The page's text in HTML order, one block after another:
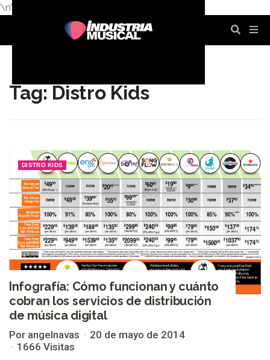
\n\n
Tag: Distro Kids
DISTRO KIDS
Infografía: Cómo funcionan y cuánto
cobran los servicios de distribución
de música digital
Por angelnavas
20 de mayo de 2014
1666 Visitas